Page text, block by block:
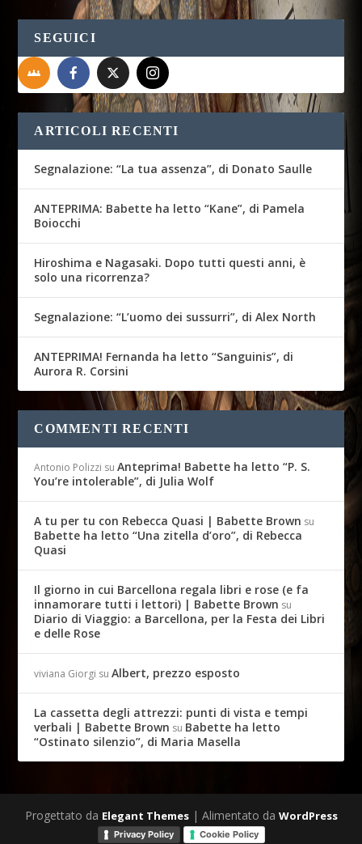
SEGUICI
ARTICOLI RECENTI
Segnalazione: “La tua assenza”, di Donato Saulle
ANTEPRIMA: Babette ha letto “Kane”, di Pamela
Boiocchi
Hiroshima e Nagasaki. Dopo tutti questi anni, è
solo una ricorrenza?
Segnalazione: “L’uomo dei sussurri”, di Alex North
ANTEPRIMA! Fernanda ha letto “Sanguinis”, di
Aurora R. Corsini
COMMENTI RECENTI
Antonio Polizzi suAnteprima! Babette ha letto “P. S.
You’re intolerable”, di Julia Wolf
A tu per tu con Rebecca Quasi | Babette Brown su
Babette ha letto “Una zitella d’oro”, di Rebecca
Quasi
Il giorno in cui Barcellona regala libri e rose (e fa
innamorare tutti i lettori) | Babette Brown su
Diario di Viaggio: a Barcellona, per la Festa dei Libri
e delle Rose
viviana Giorgi suAlbert, prezzo esposto
La cassetta degli attrezzi: punti di vista e tempi
verbali | Babette Brown su Babette ha letto
“Ostinato silenzio”, di Maria Masella
Progettato da Elegant Themes| Alimentato da WordPress
Privacy Policy Cookie Policy